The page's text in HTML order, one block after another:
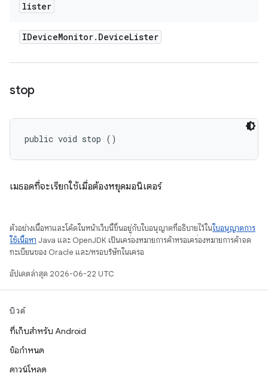
lister
IDeviceMonitor. DeviceLister
stop
public void stop ()
เมธอดที่จะเรียกใช้เมื่อต้องหยุดมอนิเตอร์
ตัวอย่างเนื้อหาและโค้ดในหน้าเว็บนี้ขึ้นอยู่กับใบอนุญาตที่อธิบายไว้ในใบอนุญาตการ
ใช้เนื้อหา Java และ OpenJDK เป็นเครื่องหมายการค้าหรือเครื่องหมายการค้าจด
ทะเบียนของ Oracle และ/หรือบริษัทในเครือ
อัปเดตล่าสุด 2026-06-22 UTC
บิวด์
ที่เก็บสำหรับ Android
ข้อกำหนด
ดาวน์โหลด